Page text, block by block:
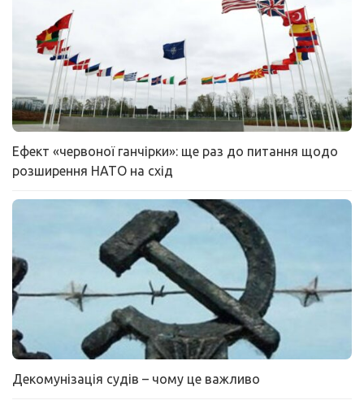
Ефект «червоної ганчірки»: ще раз до питання щодо
розширення НАТО на схід
Декомунізація судів – чому це важливо